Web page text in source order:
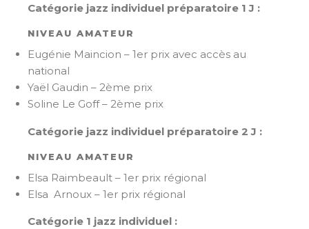
Catégorie jazz individuel préparatoire 1 J :
NIVEAU AMATEUR
Eugénie Maincion – 1er prix avec accès au
national
Yaël Gaudin – 2ème prix
Soline Le Goff – 2ème prix
Catégorie jazz individuel préparatoire 2 J :
NIVEAU AMATEUR
Elsa Raimbeault – 1er prix régional
Elsa Arnoux – 1er prix régional
Catégorie 1 jazz individuel :